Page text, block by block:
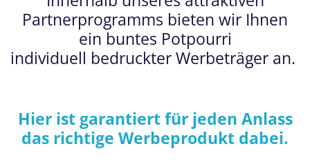
Partnerprogramms bieten wir Ihnen
ein buntes Potpourri
individuell bedruckter Werbeträger an.
Hier ist garantiert für jeden Anlass
das richtige Werbeprodukt dabei.